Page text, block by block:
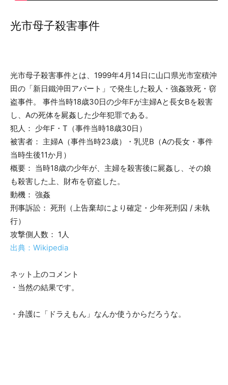
光市母子殺害事件
光市母子殺害事件とは、1999年4月14日に山口県光市室積沖
田の「新日鐵沖田アパート」で発生した殺人・強姦致死・窃
盗事件。 事件当時18歳30日の少年Fが主婦Aと長女Bを殺害
し、Aの死体を屍姦した少年犯罪である。
犯人： 少年F・T（事件当時18歳30日）
被害者： 主婦A（事件当時23歳）・乳児B（Aの長女・事件
当時生後11か月）
概要： 当時18歳の少年が、主婦を殺害後に屍姦し、その娘
も殺害した上、財布を窃盗した。
動機： 強姦
刑事訴訟： 死刑（上告棄却により確定・少年死刑囚 / 未執
行）
攻撃側人数： 1人
出典：Wikipedia
ネット上のコメント
・当然の結果です。
・弁護に「ドラえもん」なんか使うからだろうな。